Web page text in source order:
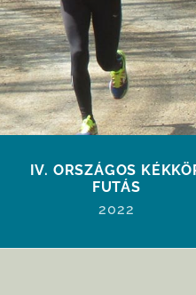
IV. ORSZÁGOS
FUTÁS
2022